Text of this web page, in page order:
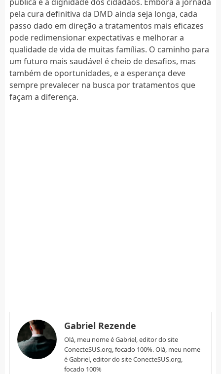
pela cura definitiva da DMD ainda seja longa, cada
passo dado em direção a tratamentos mais eficazes
pode redimensionar expectativas e melhorar a
qualidade de vida de muitas famílias. O caminho para
um futuro mais saudável é cheio de desafios, mas
também de oportunidades, e a esperança deve
sempre prevalecer na busca por tratamentos que
façam a diferença.
Gabriel Rezende
Olá, meu nome é Gabriel, editor do site
ConecteSUS.org, focado 100%. Olá, meu nome
é Gabriel, editor do site ConecteSUS.org,
focado 100%